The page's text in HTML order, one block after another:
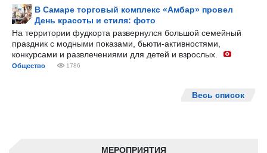
МЕРОПРИЯТИЯ
В Самаре торговый комплекс «Амбар» провел
День красоты и стиля: фото
На территории фудкорта развернулся большой семейный
праздник с модными показами, бьюти-активностями,
конкурсами и развлечениями для детей и взрослых.
Общество 1786
Весь список